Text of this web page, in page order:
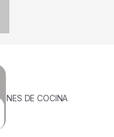
DE COCINA